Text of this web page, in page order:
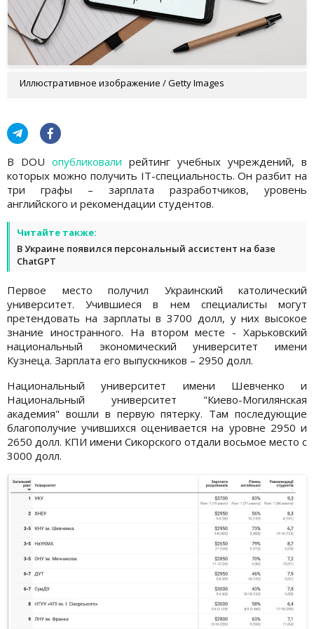
Иллюстративное изображение / Getty Images
В DOU опубликовали рейтинг учебных учреждений, в
которых можно получить IT-специальность. Он разбит на
три графы – зарплата разработчиков, уровень
английского и рекомендации студентов.
Читайте также:
В Украине появился персональный ассистент на базе
ChatGPT
Первое место получил Украинский католический
университет. Учившиеся в нем специалисты могут
претендовать на зарплаты в 3700 долл, у них высокое
знание иностранного. На втором месте - Харьковский
национальный экономический университет имени
Кузнеца. Зарплата его выпускников – 2950 долл.
Национальный университет имени Шевченко и
Национальный университет "Киево-Могилянская
академия" вошли в первую пятерку. Там последующие
благополучие учившихся оценивается на уровне 2950 и
2650 долл. КПИ имени Сикорского отдали восьмое место с
3000 долл.